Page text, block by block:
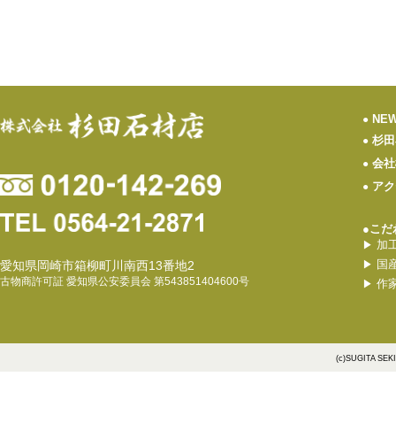
愛知県岡崎市箱柳町川南西13番地2
古物商許可証 愛知県公安委員会 第543851404600号
●
● 杉
● 会
● ア
●こだ
▶ 加
▶ 国
▶ 作
(c)SUGITA